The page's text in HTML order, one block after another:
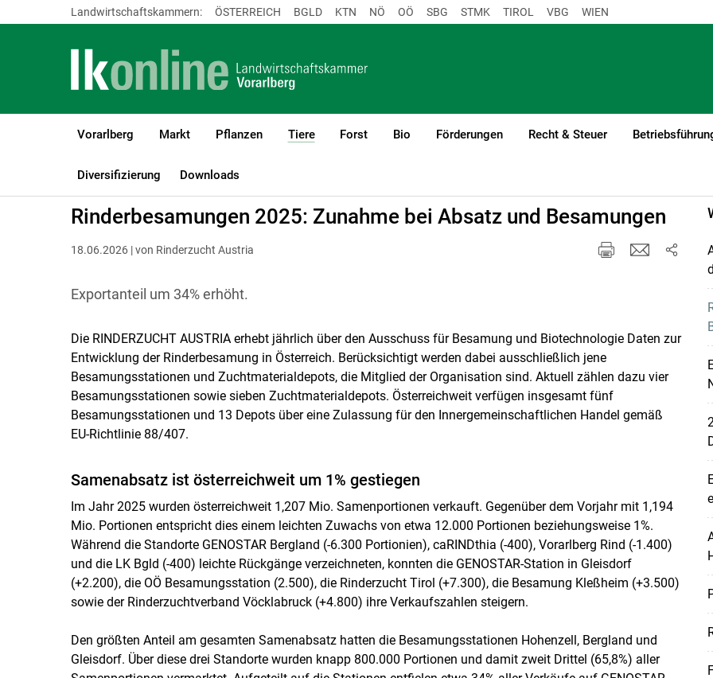
Skip to main content
Landwirtschaftskammern: ÖSTERREICH BGLD KTN NÖ OÖ SBG STMK TIROL VBG WIEN
Vorarlberg Markt Pflanzen Tiere
(current)1
Forst Bio Förderungen Recht & Steuer
Diversifizierung Downloads
LK Vorarlberg Tiere Rinder Rinderzucht & Allgemeines
Rinderbesamungen 2025: Zunahme bei Absatz und Besamungen
18.06.2026 | von Rinderzucht Austria
Exportanteil um 34% erhöht.
Die RINDERZUCHT AUSTRIA erhebt jährlich über den Ausschuss für Besamung und Biotechnologie Daten zur
Entwicklung der Rinderbesamung in Österreich. Berücksichtigt werden dabei ausschließlich jene
Besamungsstationen und Zuchtmaterialdepots, die Mitglied der Organisation sind. Aktuell zählen dazu vier
Besamungsstationen sowie sieben Zuchtmaterialdepots. Österreichweit verfügen insgesamt fünf
Besamungsstationen und 13 Depots über eine Zulassung für den Innergemeinschaftlichen Handel gemäß
EU-Richtlinie 88/407.
Samenabsatz ist österreichweit um 1% gestiegen
Im Jahr 2025 wurden österreichweit 1,207 Mio. Samenportionen verkauft. Gegenüber dem Vorjahr mit 1,194
Mio. Portionen entspricht dies einem leichten Zuwachs von etwa 12.000 Portionen beziehungsweise 1%.
Während die Standorte GENOSTAR Bergland (-6.300 Portionien), caRINDthia (-400), Vorarlberg Rind (-1.400)
und die LK Bgld (-400) leichte Rückgänge verzeichneten, konnten die GENOSTAR-Station in Gleisdorf
(+2.200), die OÖ Besamungsstation (2.500), die Rinderzucht Tirol (+7.300), die Besamung Kleßheim (+3.500)
sowie der Rinderzuchtverband Vöcklabruck (+4.800) ihre Verkaufszahlen steigern.
Den größten Anteil am gesamten Samenabsatz hatten die Besamungsstationen Hohenzell, Bergland und
Gleisdorf. Über diese drei Standorte wurden knapp 800.000 Portionen und damit zweit Drittel (65,8%) aller